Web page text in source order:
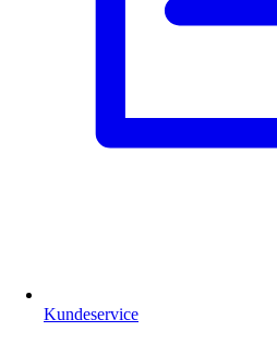
Kundeservice